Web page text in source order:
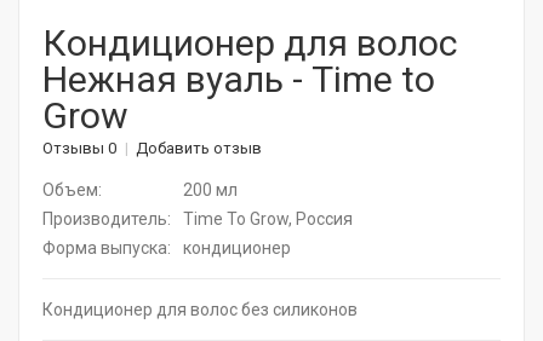
Актуальная косметика для лица и тела
Натуральные растительные средства
Витамины для волос
Дермароллеры
Кондиционер для волос
Нежная вуаль - Time to
Grow
Отзывы 0 Добавить отзыв
Объем:
200 мл
Производитель:
Time To Grow, Россия
Форма выпуска:
кондиционер
Кондиционер для волос без силиконов